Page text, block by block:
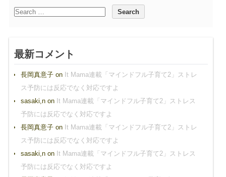
最新コメント
長岡真意子on It Mama連載「マインドフル子育て2」ストレ
ス予防には反応でなく対応ですよ
sasaki,non It Mama連載「マインドフル子育て2」ストレス
予防には反応でなく対応ですよ
長岡真意子on It Mama連載「マインドフル子育て2」ストレ
ス予防には反応でなく対応ですよ
sasaki,non It Mama連載「マインドフル子育て2」ストレス
予防には反応でなく対応ですよ